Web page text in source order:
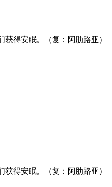
得安眠。（复：阿肋路亚）
得安眠。（复：阿肋路亚）